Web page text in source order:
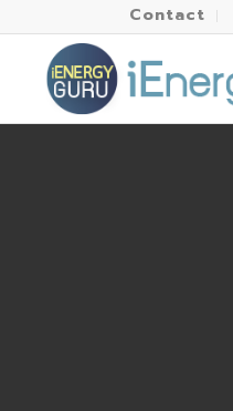
Contact